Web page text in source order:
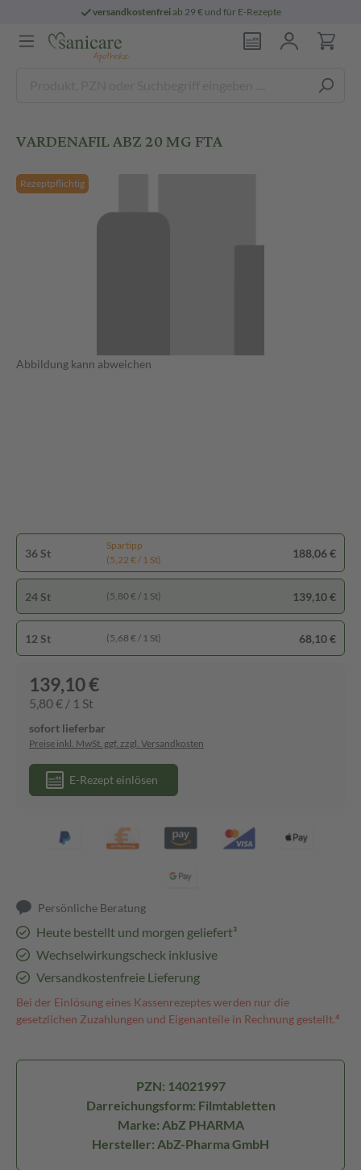
versandkostenfreiab 29 € und für E-Rezepte
VARDENAFIL ABZ 20 MG FTA
Rezeptpflichtig
Abbildung kann abweichen
36 St
Spartipp
(5,22 € / 1 St)
188,06 €
24 St (5,80 € / 1 St) 139,10 €
12 St (5,68 € / 1 St) 68,10 €
139,10 €
5,80 € / 1 St
sofort lieferbar
Preise inkl. MwSt. ggf. zzgl. Versandkosten
E-Rezept einlösen
Persönliche Beratung
Heute bestellt und morgen geliefert³
Wechselwirkungscheck inklusive
Versandkostenfreie Lieferung
Bei der Einlösung eines Kassenrezeptes werden nur die
gesetzlichen Zuzahlungen und Eigenanteile in Rechnung gestellt.⁴
PZN: 14021997
Darreichungsform: Filmtabletten
Marke: AbZ PHARMA
Hersteller: AbZ-Pharma GmbH